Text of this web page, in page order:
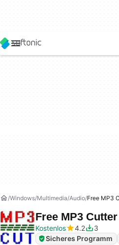
Windows Multimedia Audio Free MP3
Free MP3
Kostenlos
4.2
3
Sicheres Programm